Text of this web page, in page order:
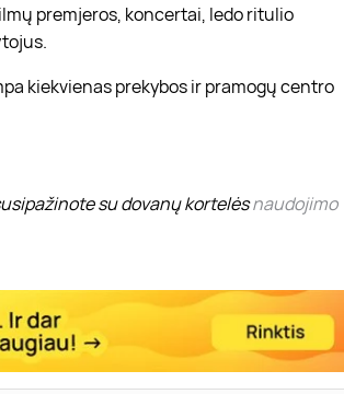
premjeros, koncertai, ledo ritulio
kiekvienas prekybos ir pramogų centro
su dovanų kortelėsnaudojimo